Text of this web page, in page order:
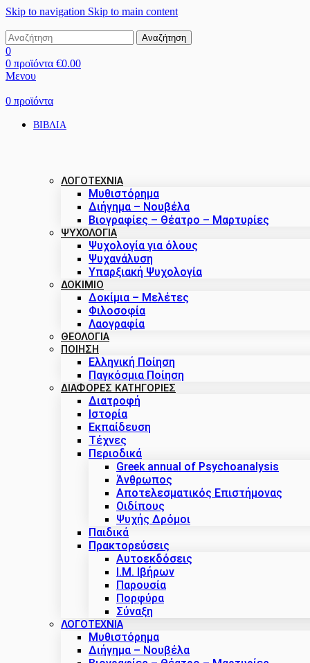
Skip to navigation Skip to main content
Αναζήτηση
0
0 προϊόντα €0.00
Μενου
0 προϊόντα
ΒΙΒΛΙΑ
ΛΟΓΟΤΕΧΝΙΑ
Μυθιστόρημα
Διήγημα – Νουβέλα
Βιογραφίες – Θέατρο – Μαρτυρίες
ΨΥΧΟΛΟΓΙΑ
Ψυχολογία για όλους
Ψυχανάλυση
Υπαρξιακή Ψυχολογία
ΔΟΚΊΜΙΟ
Δοκίμια – Μελέτες
Φιλοσοφία
Λαογραφία
ΘΕΟΛΟΓΙΑ
ΠΟΙΗΣΗ
Ελληνική Ποίηση
Παγκόσμια Ποίηση
ΔΙΑΦΟΡΕΣ ΚΑΤΗΓΟΡΙΕΣ
Διατροφή
Ιστορία
Εκπαίδευση
Τέχνες
Περιοδικά
Greek annual of Psychoanalysis
Άνθρωπος
Αποτελεσματικός Επιστήμονας
Οιδίπους
Ψυχής Δρόμοι
Παιδικά
Πρακτoρεύσεις
Αυτοεκδόσεις
Ι.Μ. Ιβήρων
Παρουσία
Πορφύρα
Σύναξη
ΛΟΓΟΤΕΧΝΙΑ
Μυθιστόρημα
Διήγημα – Νουβέλα